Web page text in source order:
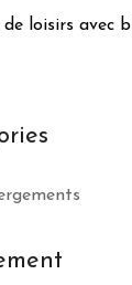
de loisirs avec